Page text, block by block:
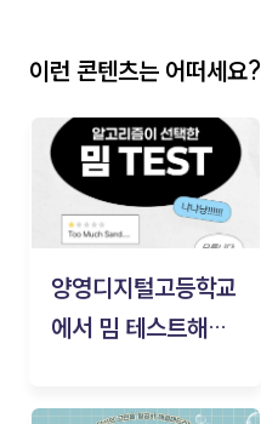
이런 콘텐츠는 어떠세요?
양영디지털고등학교
에서 밈 테스트해보